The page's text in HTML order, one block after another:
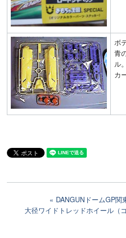
ボ
青
ル
カ
DANGUNドームGP関
大径ワイドトレッドホイール（